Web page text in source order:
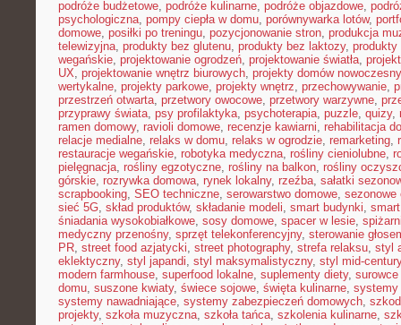
podróże budżetowe, podróże kulinarne, podróże objazdowe,
psychologiczna, pompy ciepła w domu, porównywarka lotów,
domowe, posiłki po treningu, pozycjonowanie stron, produkcja
telewizyjna, produkty bez glutenu, produkty bez laktozy, produkty
wegańskie, projektowanie ogrodzeń, projektowanie światła,
UX, projektowanie wnętrz biurowych, projekty domów
wertykalne, projekty parkowe, projekty wnętrz, przechowywanie,
przestrzeń otwarta, przetwory owocowe, przetwory warzywne,
przyprawy świata, psy profilaktyka, psychoterapia, puzzle, quizy,
ramen domowy, ravioli domowe, recenzje kawiarni, rehabilitacja
relacje medialne, relaks w domu, relaks w ogrodzie, remarketing,
restauracje wegańskie, robotyka medyczna, rośliny cieniolubne,
pielęgnacja, rośliny egzotyczne, rośliny na balkon, rośliny
górskie, rozrywka domowa, rynek lokalny, rzeźba, sałatki
scrapbooking, SEO techniczne, serowarstwo domowe, sezonowe
sieć 5G, skład produktów, składanie modeli, smart budynki,
śniadania wysokobiałkowe, sosy domowe, spacer w lesie,
medyczny przenośny, sprzęt telekonferencyjny, sterowanie
PR, street food azjatycki, street photography, strefa relaksu, styl
eklektyczny, styl japandi, styl maksymalistyczny, styl mid-century
modern farmhouse, superfood lokalne, suplementy diety,
domu, suszone kwiaty, świece sojowe, święta kulinarne, systemy
systemy nawadniające, systemy zabezpieczeń domowych,
projekty, szkoła muzyczna, szkoła tańca, szkolenia kulinarne,